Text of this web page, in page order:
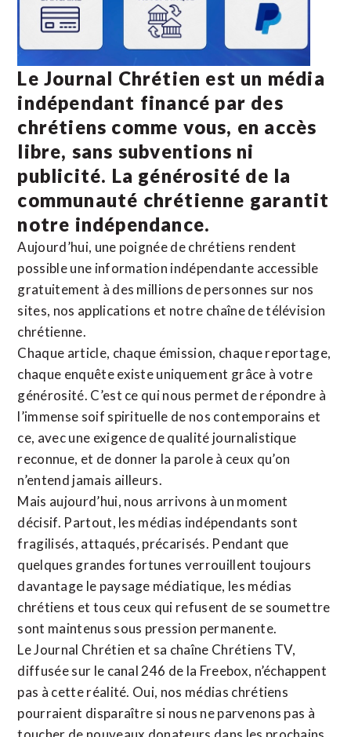
Le Journal Chrétien est un média
indépendant financé par des
chrétiens comme vous, en accès
libre, sans subventions ni
publicité. La générosité de la
communauté chrétienne garantit
notre indépendance.
Aujourd’hui, une poignée de chrétiens rendent
possible une information indépendante accessible
gratuitement à des millions de personnes sur nos
sites, nos applications et notre chaîne de télévision
chrétienne.
Chaque article, chaque émission, chaque reportage,
chaque enquête existe uniquement grâce à votre
générosité. C’est ce qui nous permet de répondre à
l’immense soif spirituelle de nos contemporains et
ce, avec une exigence de qualité journalistique
reconnue, et de donner la parole à ceux qu’on
n’entend jamais ailleurs.
Mais aujourd’hui, nous arrivons à un moment
décisif. Partout, les médias indépendants sont
fragilisés, attaqués, précarisés. Pendant que
quelques grandes fortunes verrouillent toujours
davantage le paysage médiatique, les médias
chrétiens et tous ceux qui refusent de se soumettre
sont maintenus sous pression permanente.
Le Journal Chrétien et sa chaîne Chrétiens TV,
diffusée sur le canal 246 de la Freebox, n’échappent
pas à cette réalité. Oui, nos médias chrétiens
pourraient disparaître si nous ne parvenons pas à